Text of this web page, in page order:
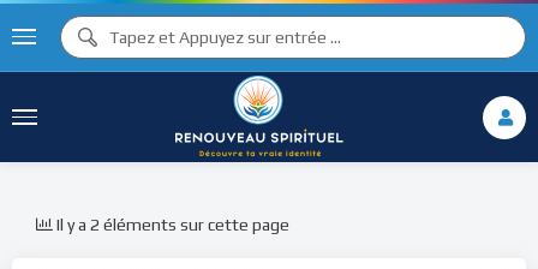
Il y a 2 éléments sur cette page